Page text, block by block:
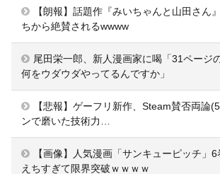
【朗報】話題作『みいちゃんと山田さん
ちから絶賛されるwwww
尾田栄一郎、新人漫画家に喝「31ページ
何をウダウダやってるんですか」
【悲報】ゲーフリ新作、Steam賛否両論
ンで磨いた技術力…
【画像】人気漫画「サンキューピッチ」
えちすぎて限界突破ｗｗｗｗ